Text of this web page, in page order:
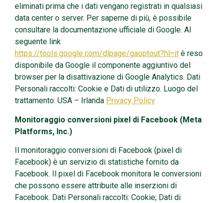
eliminati prima che i dati vengano registrati in qualsiasi
data center o server. Per saperne di più, è possibile
consultare la documentazione ufficiale di Google. Al
seguente link
https://tools.google.com/dlpage/gaoptout?hl=it è reso
disponibile da Google il componente aggiuntivo del
browser per la disattivazione di Google Analytics. Dati
Personali raccolti: Cookie e Dati di utilizzo. Luogo del
trattamento: USA – Irlanda Privacy Policy
Monitoraggio conversioni pixel di Facebook (Meta
Platforms, Inc.)
Il monitoraggio conversioni di Facebook (pixel di
Facebook) è un servizio di statistiche fornito da
Facebook. Il pixel di Facebook monitora le conversioni
che possono essere attribuite alle inserzioni di
Facebook. Dati Personali raccolti: Cookie; Dati di